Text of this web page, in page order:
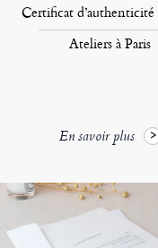
Certificat
Ateliers à Paris
En savoir plus